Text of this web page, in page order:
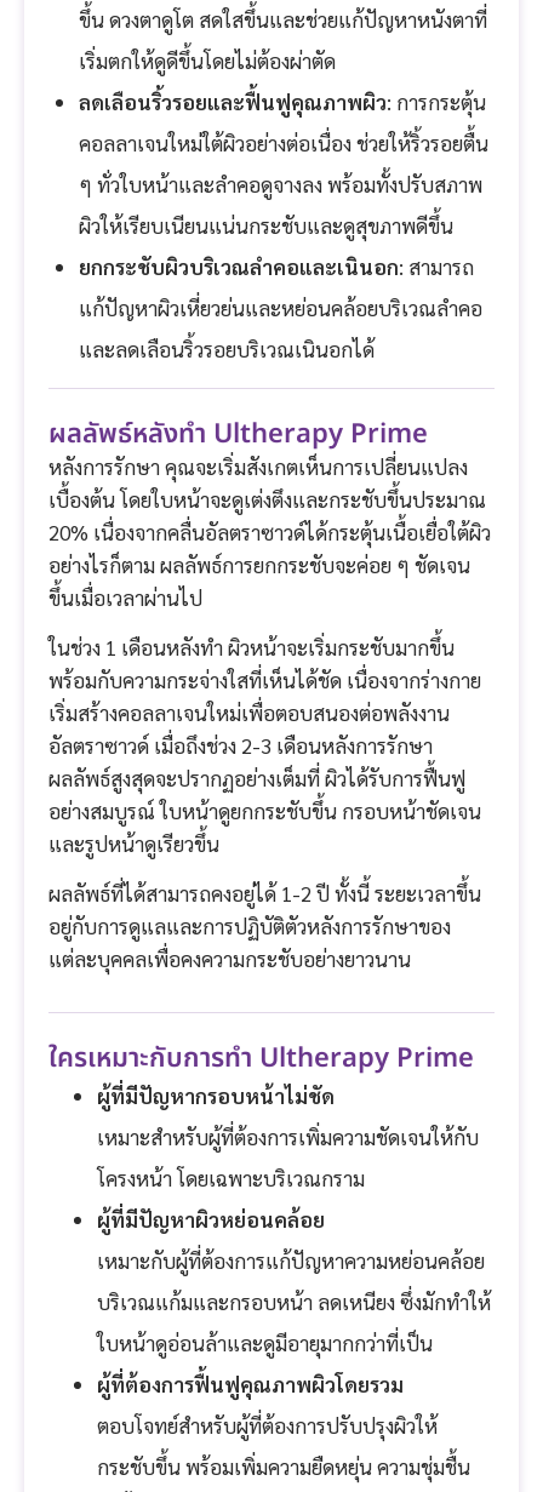
ขึ้น ดวงตาดูโต สดใสขึ้นและช่วยแก้ปัญหาหนังตาที่
เริ่มตกให้ดูดีขึ้นโดยไม่ต้องผ่าตัด
ลดเลือนริ้วรอยและฟื้นฟูคุณภาพผิว: การกระตุ้น
คอลลาเจนใหม่ใต้ผิวอย่างต่อเนื่อง ช่วยให้ริ้วรอยตื้น
ๆ ทั่วใบหน้าและลำคอดูจางลง พร้อมทั้งปรับสภาพ
ผิวให้เรียบเนียนแน่นกระชับและดูสุขภาพดีขึ้น
ยกกระชับผิวบริเวณลำคอและเนินอก: สามารถ
แก้ปัญหาผิวเหี่ยวย่นและหย่อนคล้อยบริเวณลำคอ
และลดเลือนริ้วรอยบริเวณเนินอกได้
ผลลัพธ์หลังทำ Ultherapy Prime
หลังการรักษา คุณจะเริ่มสังเกตเห็นการเปลี่ยนแปลง
เบื้องต้น โดยใบหน้าจะดูเต่งตึงและกระชับขึ้นประมาณ
20% เนื่องจากคลื่นอัลตราซาวด์ได้กระตุ้นเนื้อเยื่อใต้ผิว
อย่างไรก็ตาม ผลลัพธ์การยกกระชับจะค่อย ๆ ชัดเจน
ขึ้นเมื่อเวลาผ่านไป
ในช่วง 1 เดือนหลังทำ ผิวหน้าจะเริ่มกระชับมากขึ้น
พร้อมกับความกระจ่างใสที่เห็นได้ชัด เนื่องจากร่างกาย
เริ่มสร้างคอลลาเจนใหม่เพื่อตอบสนองต่อพลังงาน
อัลตราซาวด์ เมื่อถึงช่วง 2-3 เดือนหลังการรักษา
ผลลัพธ์สูงสุดจะปรากฏอย่างเต็มที่ ผิวได้รับการฟื้นฟู
อย่างสมบูรณ์ ใบหน้าดูยกกระชับขึ้น กรอบหน้าชัดเจน
และรูปหน้าดูเรียวขึ้น
ผลลัพธ์ที่ได้สามารถคงอยู่ได้ 1-2 ปี ทั้งนี้ ระยะเวลาขึ้น
อยู่กับการดูแลและการปฏิบัติตัวหลังการรักษาของ
แต่ละบุคคลเพื่อคงความกระชับอย่างยาวนาน
ใครเหมาะกับการทำ Ultherapy Prime
ผู้ที่มีปัญหากรอบหน้าไม่ชัด
เหมาะสำหรับผู้ที่ต้องการเพิ่มความชัดเจนให้กับ
โครงหน้า โดยเฉพาะบริเวณกราม
ผู้ที่มีปัญหาผิวหย่อนคล้อย
เหมาะกับผู้ที่ต้องการแก้ปัญหาความหย่อนคล้อย
บริเวณแก้มและกรอบหน้า ลดเหนียง ซึ่งมักทำให้
ใบหน้าดูอ่อนล้าและดูมีอายุมากกว่าที่เป็น
ผู้ที่ต้องการฟื้นฟูคุณภาพผิวโดยรวม
ตอบโจทย์สำหรับผู้ที่ต้องการปรับปรุงผิวให้
กระชับขึ้น พร้อมเพิ่มความยืดหยุ่น ความชุ่มชื้น